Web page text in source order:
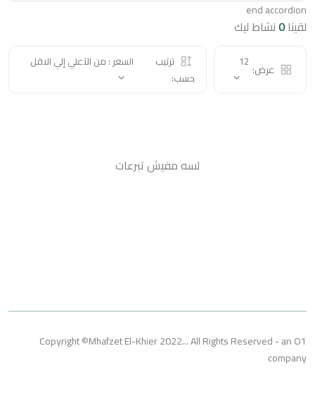
end
نشاط ليك
عرض: 12
ترتيب
السعر : من الآعلي إلي الاقل
لسه مفيش تبرعات
Copyright ©Mhafzet El-Khier 2022... All Rights Reserved